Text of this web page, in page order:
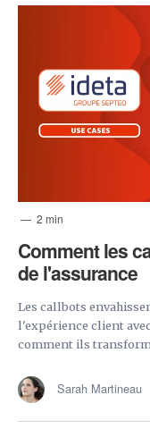
2 min
Comment les
de l'assurance
Les callbots
l'expérience client
comment ils
Sarah Martineau